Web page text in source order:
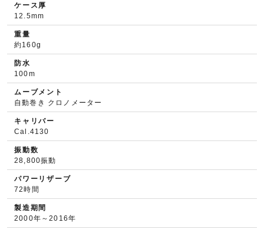
ケース厚
12.5mm
重量
約160g
防水
100m
ムーブメント
自動巻き クロノメーター
キャリバー
Cal.4130
振動数
28,800振動
パワーリザーブ
72時間
製造期間
2000年～2016年